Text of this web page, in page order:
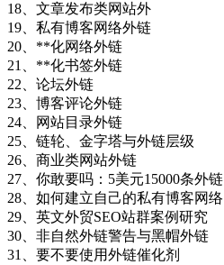
18、文章发布类网站外
19、私有博客网络外链
20、**化网络外链
21、**化书签外链
22、论坛外链
23、博客评论外链
24、网站目录外链
25、链轮、金字塔与外链层级
26、商业类网站外链
27、你敢要吗：5美元15000条外链
28、如何建立自己的私有博客网络
29、英文外贸SEO站群案例研究
30、非自然外链警告与黑帽外链
31、要不要使用外链催化剂